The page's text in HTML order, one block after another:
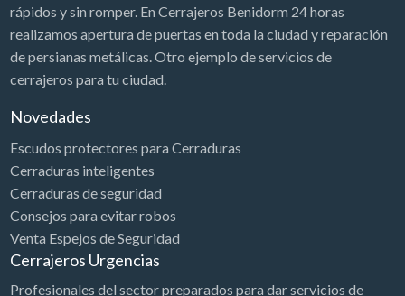
rápidos y sin romper. En Cerrajeros Benidorm 24 horas
realizamos apertura de puertas en toda la ciudad y reparación
de persianas metálicas. Otro ejemplo de servicios de
cerrajeros para tu ciudad.
Novedades
Escudos protectores para Cerraduras
Cerraduras inteligentes
Cerraduras de seguridad
Consejos para evitar robos
Venta Espejos de Seguridad
Cerrajeros Urgencias
Profesionales del sector preparados para dar servicios de